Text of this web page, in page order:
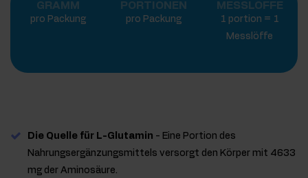
GRAMM
pro Packung
PORTIONEN
pro Packung
MESSLÖFFE
1 portion = 1
Messlöffe
Die Quelle für L-Glutamin - Eine Portion des
Nahrungsergänzungsmittels versorgt den Körper mit 4633
mg der Aminosäure.